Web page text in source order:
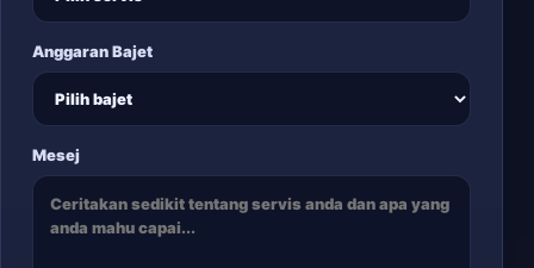
Anggaran Bajet
Mesej